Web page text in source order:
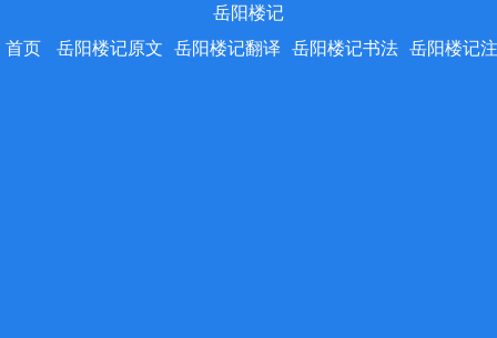
岳阳楼记
首页
岳阳楼记原文 岳阳楼记翻译 岳阳楼记书法 岳阳楼记